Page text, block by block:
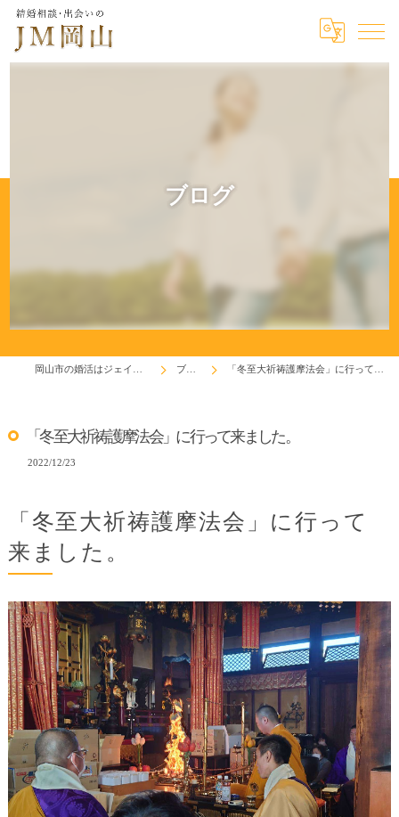
ブログ
ブログ 「冬至大祈祷護摩法会」に行って来ました。
「冬至大祈祷護摩法会」に行って来ました。
2022/12/23
「冬至大祈祷護摩法会」に行って
来ました。